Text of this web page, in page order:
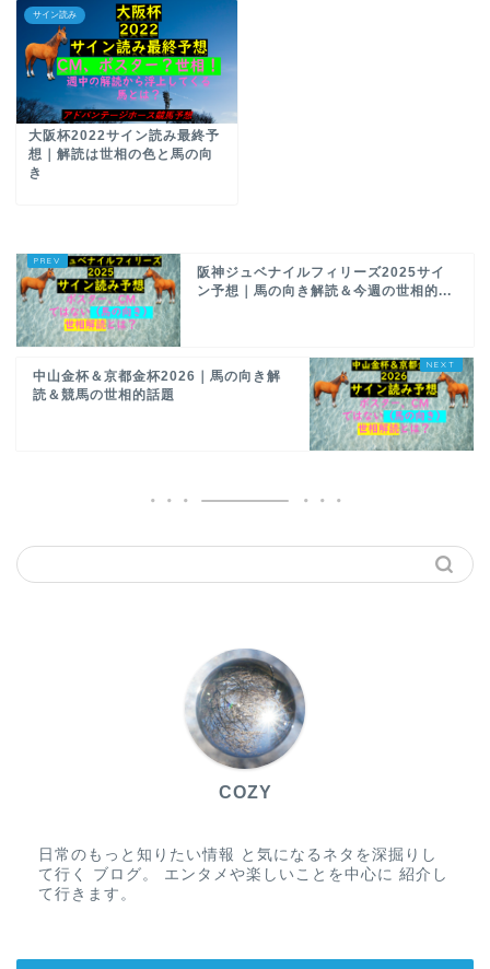
サイン読み
大阪杯2022サイン読み最終予
想｜解読は世相の色と馬の向
き
阪神ジュベナイルフィリーズ2025サイ
ン予想｜馬の向き解読＆今週の世相的...
中山金杯＆京都金杯2026｜馬の向き解
読＆競馬の世相的話題
COZY
日常のもっと知りたい情報 と気になるネタを深掘りし
て行く ブログ。 エンタメや楽しいことを中心に 紹介し
て行きます。